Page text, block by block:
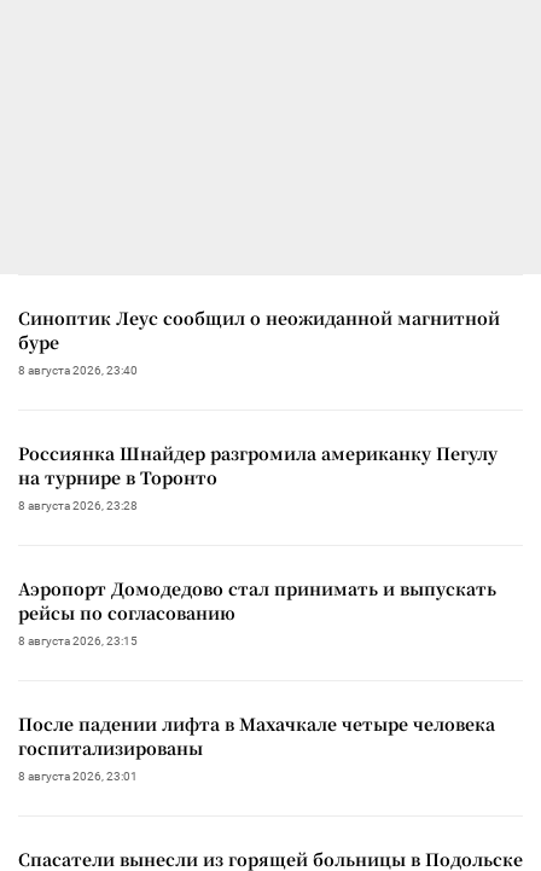
Синоптик Леус сообщил о неожиданной магнитной
буре
8 августа 2026, 23:40
Россиянка Шнайдер разгромила американку Пегулу
на турнире в Торонто
8 августа 2026, 23:28
Аэропорт Домодедово стал принимать и выпускать
рейсы по согласованию
8 августа 2026, 23:15
После падении лифта в Махачкале четыре человека
госпитализированы
8 августа 2026, 23:01
Спасатели вынесли из горящей больницы в Подольске